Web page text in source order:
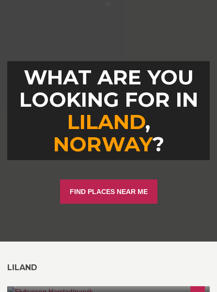
WHAT ARE YOU
LOOKING FOR IN
LILAND,
NORWAY?
FIND PLACES NEAR ME
LILAND